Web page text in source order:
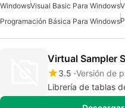
WindowsVisual Basic Para Windows
Programación Básica Para Windows
Virtual Sampler
3.5 Versión de
Librería de tablas